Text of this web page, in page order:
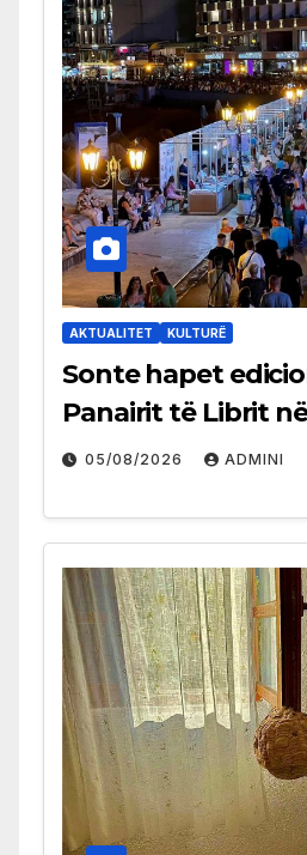
AKTUALITET KULTURË
Sonte hapet
Panairit të Librit
05/08/2026 ADMINI